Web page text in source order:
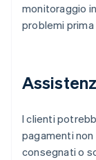
monitoraggio
problemi prima
I clienti
pagamenti
consegnati o